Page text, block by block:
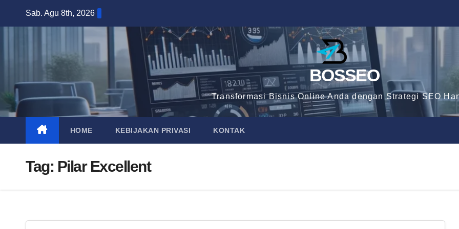
Sab. Agu 8th, 2026
BOSSEO
Transformasi Bisnis Online Anda dengan Strategi SEO
HOME KEBIJAKAN PRIVASI KONTAK
Tag: Pilar Excellent